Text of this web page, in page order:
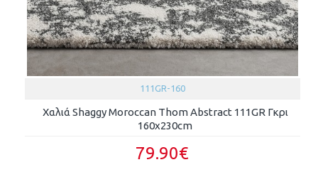
111GR-160
Χαλιά Shaggy Moroccan Thom Abstract 111GR Γκρι
160x230cm
79.90€